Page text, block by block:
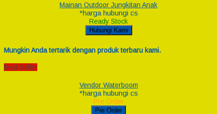
Mainan Outdoor Jungkitan Anak
*harga hubungi cs
Ready Stock
Hubungi Kami
Mungkin Anda tertarik dengan produk terbaru kami.
Best Seller
Vendor Waterboom
*harga hubungi cs
Pre Order
Pre Order